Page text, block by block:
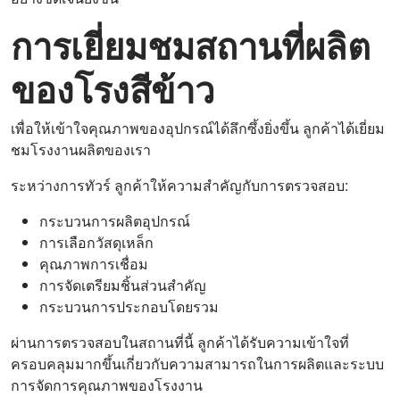
การเยี่ยมชมสถานที่ผลิต
ของโรงสีข้าว
เพื่อให้เข้าใจคุณภาพของอุปกรณ์ได้ลึกซึ้งยิ่งขึ้น ลูกค้าได้เยี่ยม
ชมโรงงานผลิตของเรา
ระหว่างการทัวร์ ลูกค้าให้ความสำคัญกับการตรวจสอบ:
กระบวนการผลิตอุปกรณ์
การเลือกวัสดุเหล็ก
คุณภาพการเชื่อม
การจัดเตรียมชิ้นส่วนสำคัญ
กระบวนการประกอบโดยรวม
ผ่านการตรวจสอบในสถานที่นี้ ลูกค้าได้รับความเข้าใจที่
ครอบคลุมมากขึ้นเกี่ยวกับความสามารถในการผลิตและระบบ
การจัดการคุณภาพของโรงงาน